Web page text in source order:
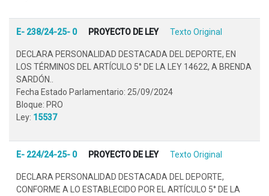
E- 238/24-25- 0 PROYECTO DE LEY Texto Original
DECLARA PERSONALIDAD DESTACADA DEL DEPORTE, EN
LOS TÉRMINOS DEL ARTÍCULO 5° DE LA LEY 14622, A BRENDA
SARDÓN..
Fecha Estado Parlamentario: 25/09/2024
Bloque: PRO
Ley: 15537
E- 224/24-25- 0 PROYECTO DE LEY Texto Original
DECLARA PERSONALIDAD DESTACADA DEL DEPORTE,
CONFORME A LO ESTABLECIDO POR EL ARTÍCULO 5° DE LA